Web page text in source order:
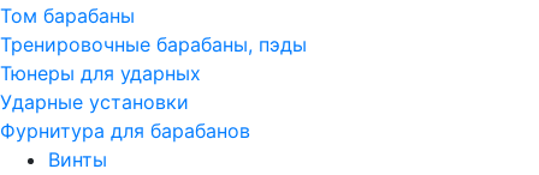
Том барабаны
Тренировочные барабаны, пэды
Тюнеры для ударных
Ударные установки
Фурнитура для барабанов
Винты